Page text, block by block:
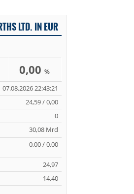
LTD. IN EUR
0,00%
07.08.2026 22:43:21
24,59 / 0,00
0
30,08 Mrd
0,00 / 0,00
24,97
14,40